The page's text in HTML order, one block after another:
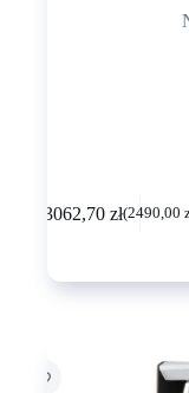
3062,70 zł(2490,00